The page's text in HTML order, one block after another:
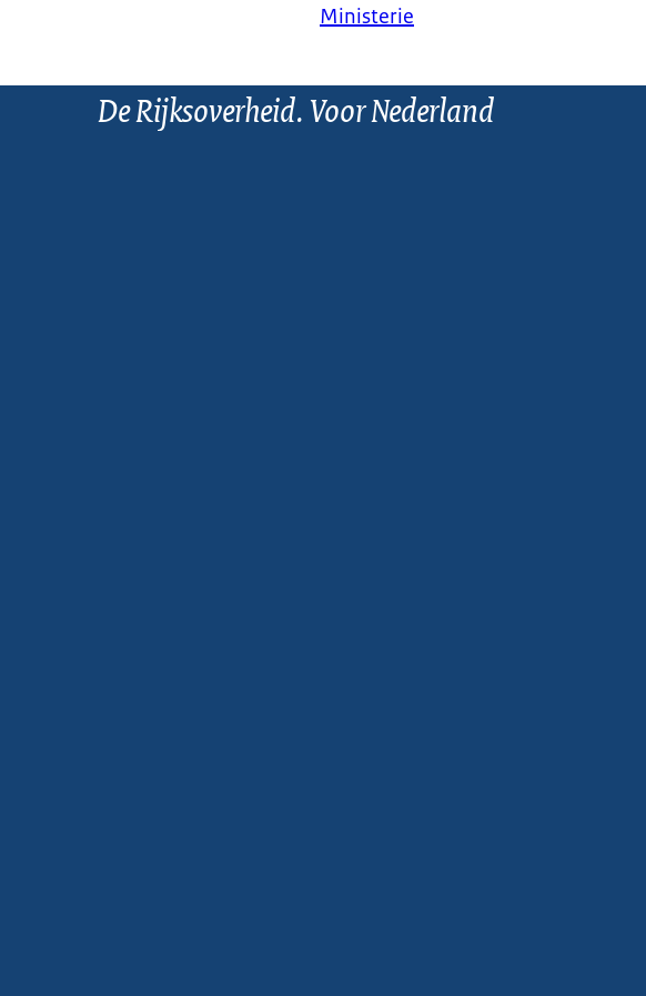
Ministerie
De Rijksoverheid. Voor Nederland